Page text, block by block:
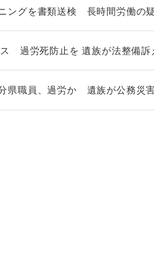
ングを書類送検 長時間労働の
過労死防止を 遺族が法整備訴
県職員、過労か 遺族が公務災